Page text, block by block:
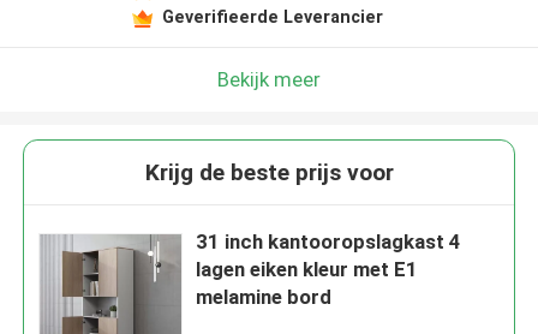
Geverifieerde Leverancier
Bekijk meer
Krijg de beste prijs voor
31 inch kantooropslagkast 4
lagen eiken kleur met E1
melamine bord